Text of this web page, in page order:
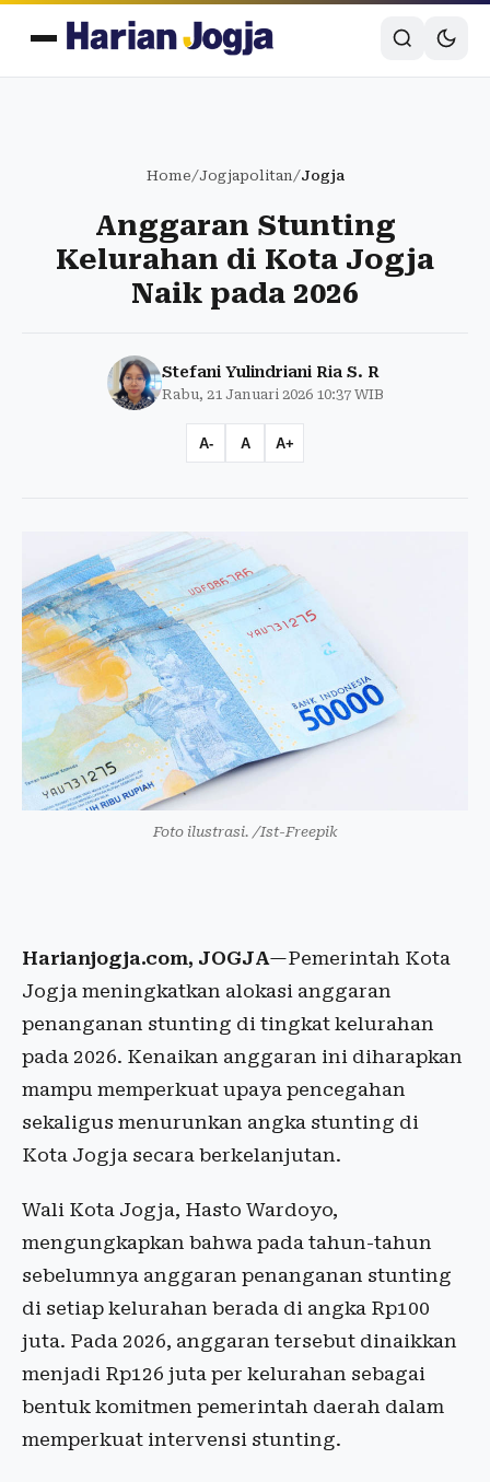
Home/Jogjapolitan/Jogja
Anggaran Stunting
Kelurahan di Kota Jogja
Naik pada 2026
Stefani Yulindriani Ria S. R
Rabu, 21 Januari 2026 10:37 WIB
A- A A+
Foto ilustrasi. /Ist-Freepik
Harianjogja.com, JOGJA—Pemerintah Kota
Jogja meningkatkan alokasi anggaran
penanganan stunting di tingkat kelurahan
pada 2026. Kenaikan anggaran ini diharapkan
mampu memperkuat upaya pencegahan
sekaligus menurunkan angka stunting di
Kota Jogja secara berkelanjutan.
Wali Kota Jogja, Hasto Wardoyo,
mengungkapkan bahwa pada tahun-tahun
sebelumnya anggaran penanganan stunting
di setiap kelurahan berada di angka Rp100
juta. Pada 2026, anggaran tersebut dinaikkan
menjadi Rp126 juta per kelurahan sebagai
bentuk komitmen pemerintah daerah dalam
memperkuat intervensi stunting.